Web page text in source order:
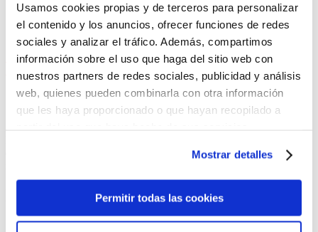
Usamos cookies propias y de terceros para personalizar
el contenido y los anuncios, ofrecer funciones de redes
sociales y analizar el tráfico. Además, compartimos
información sobre el uso que haga del sitio web con
nuestros partners de redes sociales, publicidad y análisis
web, quienes pueden combinarla con otra información
que les haya proporcionado o que hayan recopilado a
“Permitir todas las cookies”, rechazarlas todas salvo las
estrictamente técnicas pulsando el botón “Solo usar
cookies necesarias” o seleccionar aquellas para las que
presta su consentimiento pulsando el botón “Permitir
Mostrar detalles
Permitir todas las cookies
Responsabilidad social corporativa
Únete a nuestro equipo
CONTACTO
Inicio>Ofertas de trabajo en España>Andalucía >Provincia de
>
ofertas de trabajo enSevilla
empleo en Sevilla, donde podrás buscar el trabajo que se adapte
listado de ofertas de empleo en nuestra
oficina deSevilla